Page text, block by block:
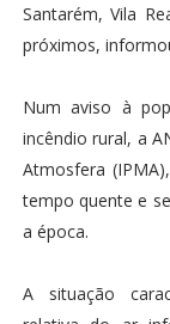
Santarém, Vila
próximos,
Num aviso à
incêndio rural, a
Atmosfera
tempo quente e
a época.
A situação